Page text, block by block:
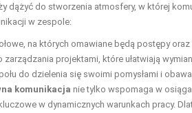
dążyć do stworzenia atmosfery, w której
w zespole:
na których omawiane będą postępy oraz
projektami, które ułatwiają
do dzielenia się swoimi pomysłami i
komunikacja nie tylko wspomaga w
w dynamicznych warunkach pracy.